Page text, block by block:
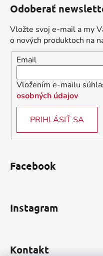
Odoberať
Vložte svoj e-mail a my
o nových produktoch na
Email
Vložením e-mailu
osobných údajov
PRIHLÁSIŤ SA
Facebook
Instagram
Kontakt